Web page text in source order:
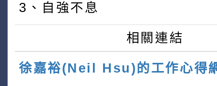
3、自強不息
相關連結
徐嘉裕(Neil Hsu)的工作心得